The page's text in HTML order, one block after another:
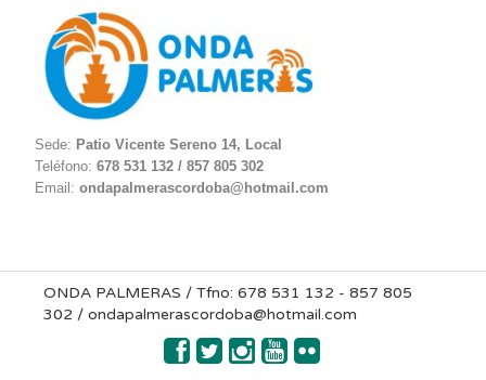
Sede: Patio Vicente Sereno 14, Local
Teléfono: 678 531 132 / 857 805 302
Email: ondapalmerascordoba@hotmail.com
ONDA PALMERAS / Tfno: 678 531 132 - 857 805
302 / ondapalmerascordoba@hotmail.com